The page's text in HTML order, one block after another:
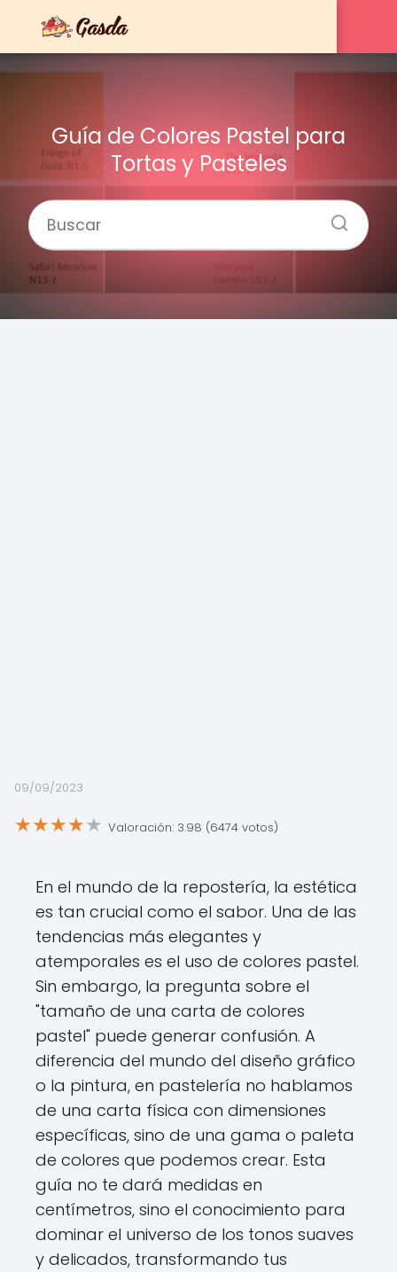
Guía de Colores Pastel para
Tortas y Pasteles
09/09/2023
★★★★★ Valoración: 3.98 (6474 votos)
En el mundo de la repostería, la estética
es tan crucial como el sabor. Una de las
tendencias más elegantes y
atemporales es el uso de colores pastel.
Sin embargo, la pregunta sobre el
"tamaño de una carta de colores
pastel" puede generar confusión. A
diferencia del mundo del diseño gráfico
o la pintura, en pastelería no hablamos
de una carta física con dimensiones
específicas, sino de una gama o paleta
de colores que podemos crear. Esta
guía no te dará medidas en
centímetros, sino el conocimiento para
dominar el universo de los tonos suaves
y delicados, transformando tus